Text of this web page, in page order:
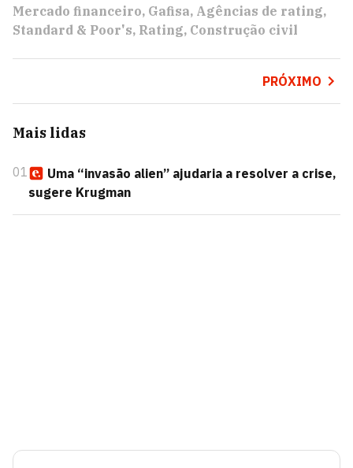
Mercado financeiro Gafisa Agências de rating
Standard & Poor's Rating Construção civil
PRÓXIMO
Mais lidas
01
Uma “invasão alien” ajudaria a resolver a crise,
sugere Krugman